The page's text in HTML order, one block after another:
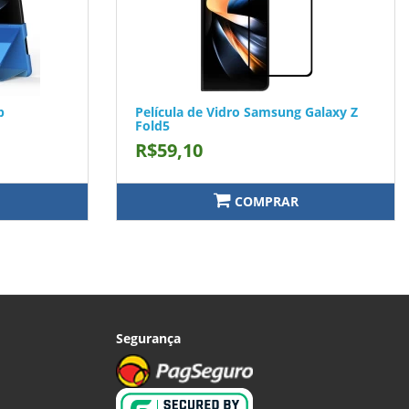
Película de Vidro Samsung Galaxy Z
Fold5
R$59,10
COMPRAR
Segurança